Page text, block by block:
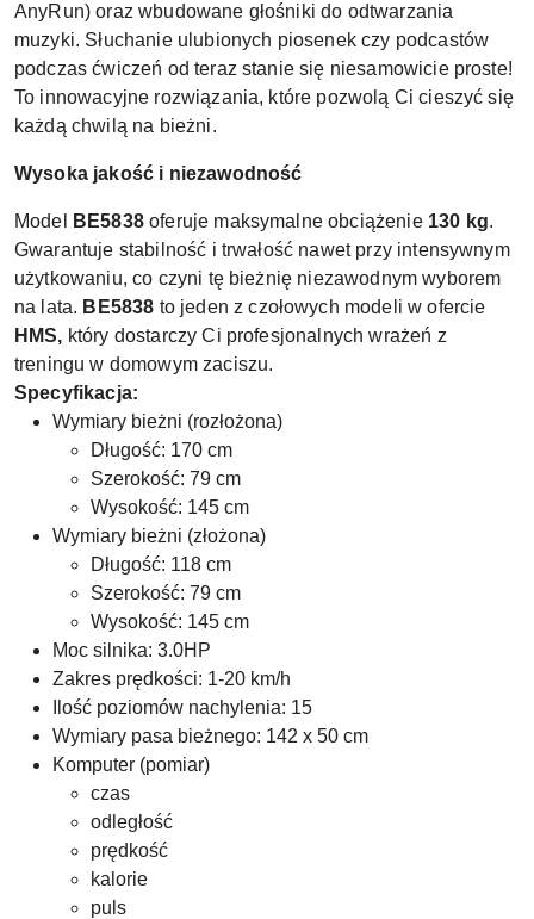
AnyRun) oraz wbudowane głośniki do odtwarzania
muzyki. Słuchanie ulubionych piosenek czy podcastów
podczas ćwiczeń od teraz stanie się niesamowicie proste!
To innowacyjne rozwiązania, które pozwolą Ci cieszyć się
każdą chwilą na bieżni.
Wysoka jakość i niezawodność
Model BE5838oferuje maksymalne obciążenie 130 kg.
Gwarantuje stabilność i trwałość nawet przy intensywnym
użytkowaniu, co czyni tę bieżnię niezawodnym wyborem
na lata. BE5838 to jeden z czołowych modeli w ofercie
HMS, który dostarczy Ci profesjonalnych wrażeń z
treningu w domowym zaciszu.
Specyfikacja:
Wymiary bieżni (rozłożona)
Długość: 170 cm
Szerokość: 79 cm
Wysokość: 145 cm
Wymiary bieżni (złożona)
Długość: 118 cm
Szerokość: 79 cm
Wysokość: 145 cm
Moc silnika: 3.0HP
Zakres prędkości: 1-20 km/h
Ilość poziomów nachylenia: 15
Wymiary pasa bieżnego: 142 x 50 cm
Komputer (pomiar)
czas
odległość
prędkość
kalorie
puls